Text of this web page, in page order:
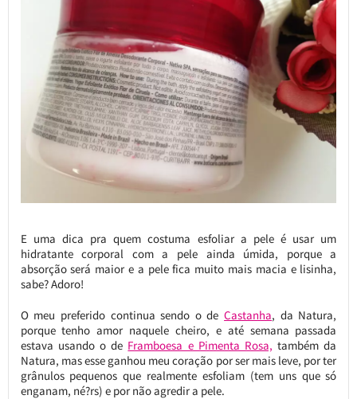
E uma dica pra quem costuma esfoliar a pele é usar um
hidratante corporal com a pele ainda úmida, porque a
absorção será maior e a pele fica muito mais macia e lisinha,
sabe? Adoro!
O meu preferido continua sendo o deCastanha, da Natura,
porque tenho amor naquele cheiro, e até semana passada
estava usando o de Framboesa e Pimenta Rosa, também da
Natura, mas esse ganhou meu coração por ser mais leve, por ter
grânulos pequenos que realmente esfoliam (tem uns que só
enganam, né?rs) e por não agredir a pele.